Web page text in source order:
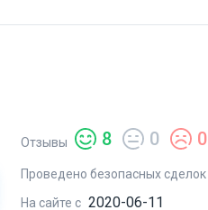
Отзывы 8 0 0
Проведено безопасных сделок
На сайте с 2020-06-11